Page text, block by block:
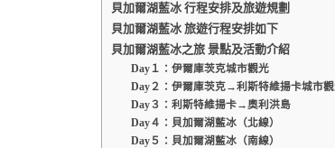
貝加爾湖藍冰 行程安排及旅遊規劃
貝加爾湖藍冰 旅遊行程安排如下
貝加爾湖藍冰之旅 景點及活動介紹
Day１：伊爾庫茨克城市觀光
Day２：伊爾庫茨克→利斯特維揚卡城市
Day３：利斯特維揚卡→奧利洪島
Day４：貝加爾湖藍冰（北線）
Day５：貝加爾湖藍冰（南線）